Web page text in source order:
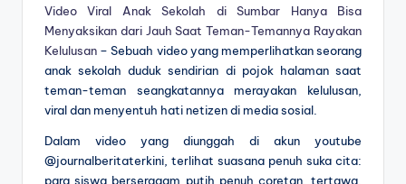
Video Viral Anak Sekolah di Sumbar Hanya Bisa
Menyaksikan dari Jauh Saat Teman-Temannya Rayakan
Kelulusan – Sebuah video yang memperlihatkan seorang
anak sekolah duduk sendirian di pojok halaman saat
teman-teman seangkatannya merayakan kelulusan,
viral dan menyentuh hati netizen di media sosial.
Dalam video yang diunggah di akun youtube
@journalberitaterkini, terlihat suasana penuh suka cita:
para siswa berseragam putih penuh coretan, tertawa,